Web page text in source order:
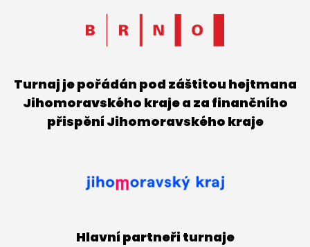
Turnaj je pořádán pod záštitou hejtmana
Jihomoravského kraje a za finančního
přispění Jihomoravského kraje
Hlavní partneři turnaje